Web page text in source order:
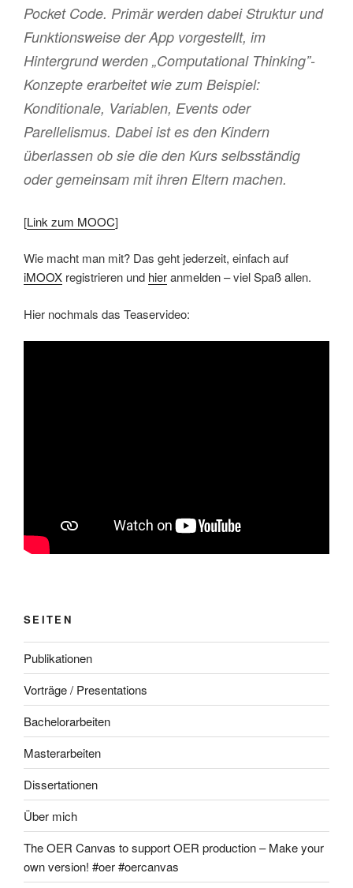
Pocket Code. Primär werden dabei Struktur und
Funktionsweise der App vorgestellt, im
Hintergrund werden „Computational Thinking”-
Konzepte erarbeitet wie zum Beispiel:
Konditionale, Variablen, Events oder
Parellelismus. Dabei ist es den Kindern
überlassen ob sie die den Kurs selbsständig
oder gemeinsam mit ihren Eltern machen.
[Link zum MOOC]
Wie macht man mit? Das geht jederzeit, einfach auf
iMOOX registrieren und hieranmelden – viel Spaß allen.
Hier nochmals das Teaservideo:
SEITEN
Publikationen
Vorträge / Presentations
Bachelorarbeiten
Masterarbeiten
Dissertationen
Über mich
The OER Canvas to support OER production – Make your
own version! #oer #oercanvas